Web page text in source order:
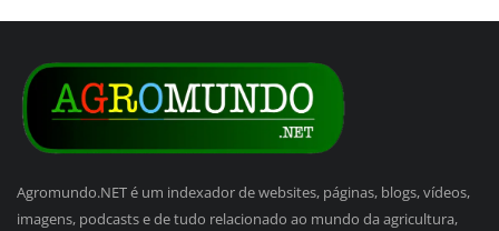
Agromundo.NET é um indexador de websites, páginas, blogs, vídeos,
imagens, podcasts e de tudo relacionado ao mundo da agricultura,